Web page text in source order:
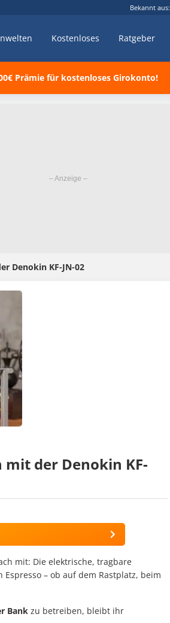
Bekannt aus:
Kostenloses Ratgeber
Prämie für kostenloses Girokonto!
Denokin KF-JN-02
mit der Denokin KF-
mit: Die elektrische, tragbare
– ob auf dem Rastplatz, beim
Bank zu betreiben, bleibt ihr